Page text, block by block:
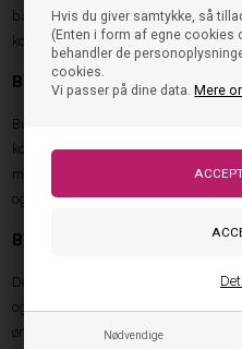
Hvis du giver samtykke, så
(Enten i form af egne cookies
behandler de
cookies.
Vi passer på dine data. Mere
Nødvendige
barnet mulighed for at mærke
konstruktion gør skoen komfortabel
Bundgaard Begyndersko Mio
Bundgaard Begyndersko Mio er
komfort og støtte i de første aktive
med stabilitet og giver barnet gode
og motorik.
Bundgaard Begyndersko Mio
Denne variant kombinerer de
og moderne design. Modellen er
ønsker både funktionalitet og et